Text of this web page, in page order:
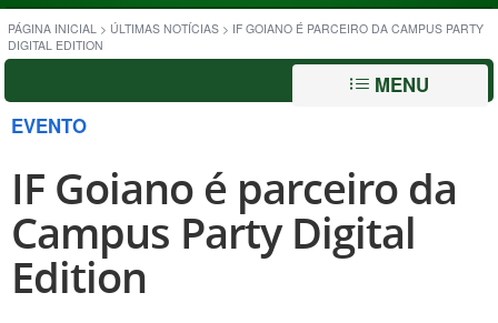
PÁGINA INICIAL > ÚLTIMAS NOTÍCIAS > IF GOIANO É PARCEIRO DA CAMPUS PARTY
DIGITAL EDITION
MENU
EVENTO
IF Goiano é parceiro da
Campus Party Digital
Edition